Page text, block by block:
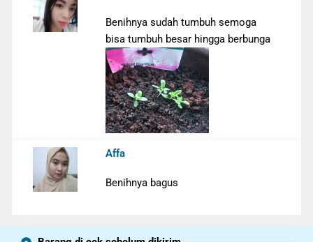
Benihnya sudah tumbuh semoga
bisa tumbuh besar hingga berbunga
Affa
Benihnya bagus